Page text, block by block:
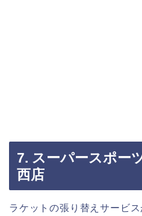
7. スーパースポー
西店
ラケットの張り替えサービ